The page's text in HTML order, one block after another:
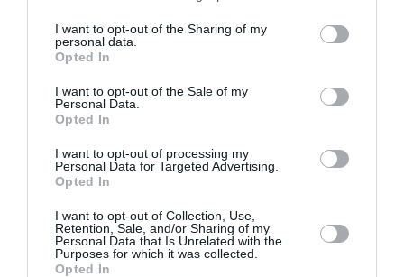
I want to opt-out of the Sharing of my
personal data.
Opted In
I want to opt-out of the Sale of my
Personal Data.
Opted In
I want to opt-out of processing my
Personal Data for Targeted Advertising.
Opted In
I want to opt-out of Collection, Use,
Retention, Sale, and/or Sharing of my
Personal Data that Is Unrelated with the
Purposes for which it was collected.
Opted In